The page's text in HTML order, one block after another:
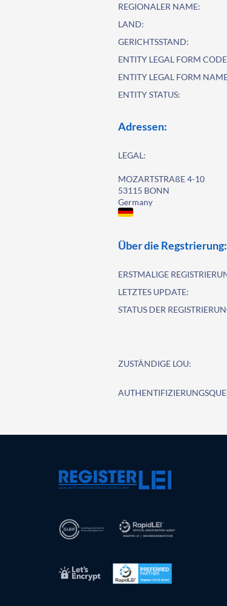
REGIONALER NAME:
LAND:
GERICHTSSTAND:
ENTITY LEGAL FORM
ENTITY LEGAL FORM
ENTITY STATUS:
Adressen:
LEGAL:
MOZARTSTRAßE 4-10
53115 BONN
Germany
Über die Regstrierung:
ERSTMALIGE
LETZTES UPDATE:
STATUS DER
ZUSTÄNDIGE LOU: